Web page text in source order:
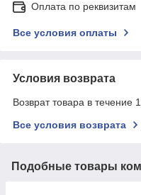
Оплата по реквизитам
Все условия оплаты
Условия возврата
Возврат товара в течение
Все условия возврата
Подобные товары